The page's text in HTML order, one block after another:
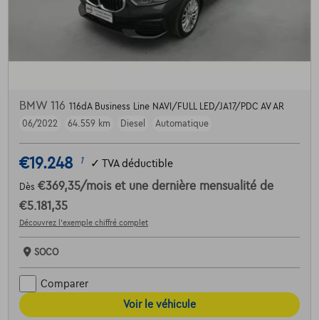
BMW 116 116dA Business Line NAVI/FULL LED/JA17/PDC AV AR
06/2022
64.559 km Diesel Automatique
€19.248 1 ✓ TVA déductible
Dès €369,35/mois et une dernière mensualité de
€5.181,35
Découvrez l’exemple chiffré complet
SOCO
Comparer
Voir le véhicule